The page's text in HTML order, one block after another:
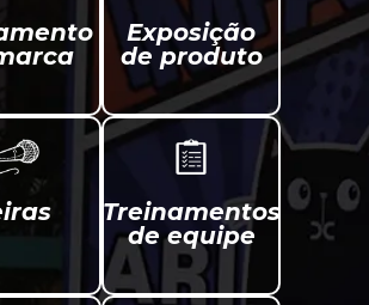
Exposição
de produto
Treinamentos
de equipe